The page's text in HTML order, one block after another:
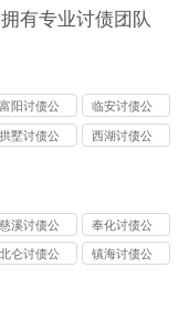
有专业讨债团队
富阳讨债公
临安讨债公
司
拱墅讨债公
西湖讨债公
慈溪讨债公
司
奉化讨债公
司
北仑讨债公
镇海讨债公